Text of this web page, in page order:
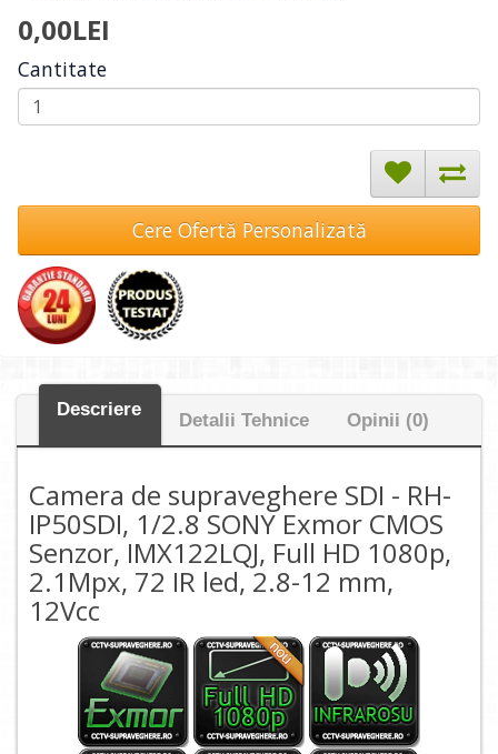
0,00LEI
Cantitate
Cere Ofertă Personalizată
Descriere
Detalii Tehnice Opinii (0)
Camera de supraveghere SDI - RH-
IP50SDI, 1/2.8 SONY Exmor CMOS
Senzor, IMX122LQJ, Full HD 1080p,
2.1Mpx, 72 IR led, 2.8-12 mm,
12Vcc